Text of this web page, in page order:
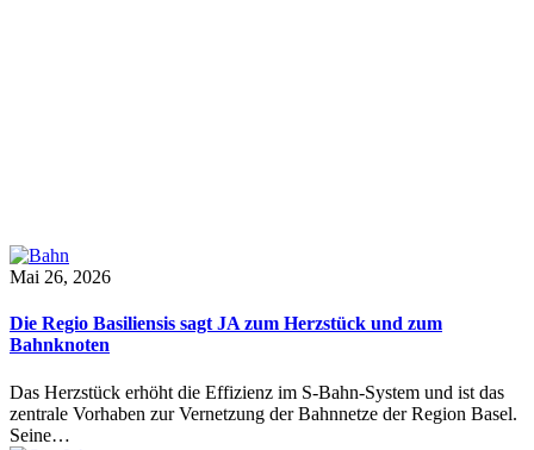
Mai 26, 2026
Die Regio Basiliensis sagt JA zum Herzstück und zum
Bahnknoten
Das Herzstück erhöht die Effizienz im S-Bahn-System und ist das
zentrale Vorhaben zur Vernetzung der Bahnnetze der Region Basel.
Seine…